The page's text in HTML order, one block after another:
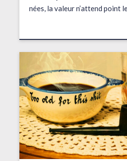
nées, la valeur n’attend point